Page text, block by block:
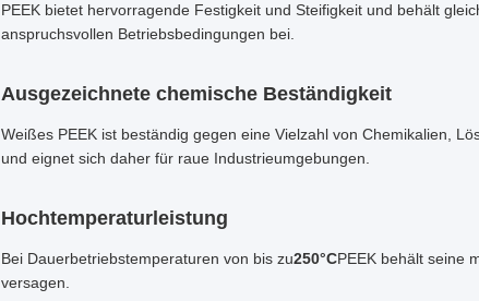
PEEK bietet hervorragende Festigkeit und Steifigkeit und behält
anspruchsvollen Betriebsbedingungen bei.
Ausgezeichnete chemische Beständigkeit
Weißes PEEK ist beständig gegen eine Vielzahl von Chemikalien,
und eignet sich daher für raue Industrieumgebungen.
Hochtemperaturleistung
Bei Dauerbetriebstemperaturen von bis zu250°CPEEK behält seine
versagen.